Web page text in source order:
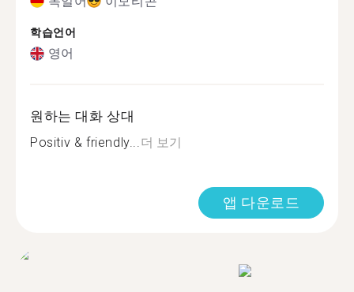
학습언어
영어
원하는 대화 상대
Positiv & friendly...더 보기
앱 다운로드